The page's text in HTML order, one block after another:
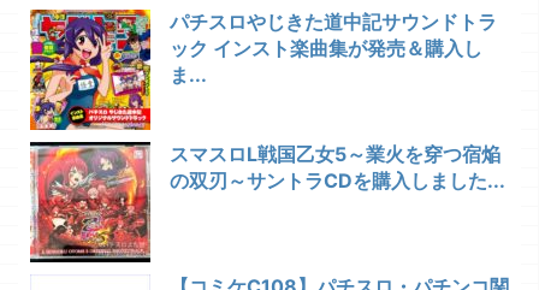
パチスロやじきた道中記サウンドトラ
ック インスト楽曲集が発売＆購入し
ま...
スマスロL戦国乙女5～業火を穿つ宿焔
の双刃～サントラCDを購入しました...